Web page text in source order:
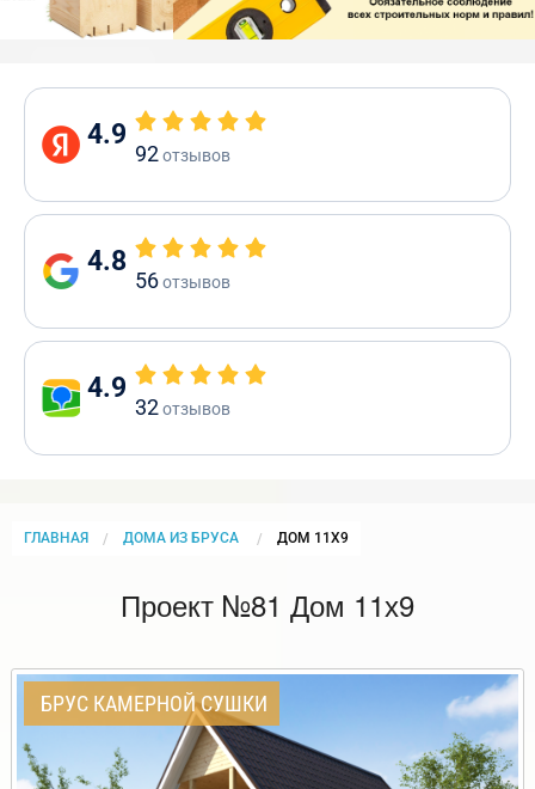
4.9
92отзывов
4.8
56отзывов
4.9
32отзывов
ГЛАВНАЯ ДОМА ИЗ БРУСА CURRENT:
ДОМ 11Х9
Проект №81 Дом 11х9
БРУС КАМЕРНОЙ СУШКИ